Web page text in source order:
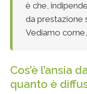
è che,
da prestazione
Vediamo
Cos’è l’ansia
quanto è